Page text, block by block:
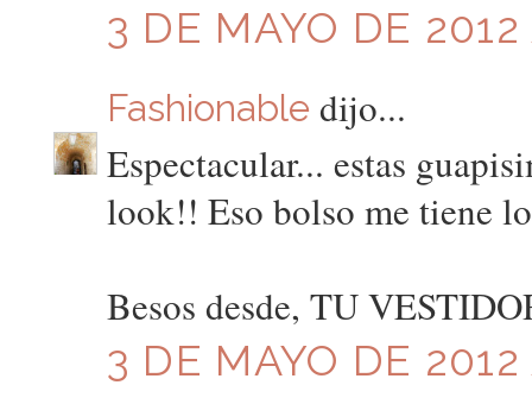
3 DE MAYO DE
Fashionable dijo...
Espectacular... estas
look!! Eso bolso me tiene
Besos desde, TU
3 DE MAYO DE